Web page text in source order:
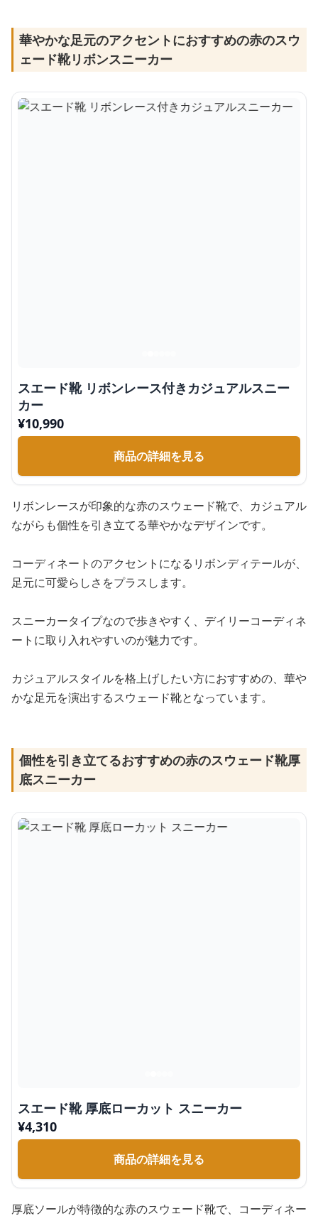
華やかな足元のアクセントにおすすめの赤のスウ
ェード靴リボンスニーカー
スエード靴 リボンレース付きカジュアルスニー
カー
¥10,990
商品の詳細を見る
リボンレースが印象的な赤のスウェード靴で、カジュアル
ながらも個性を引き立てる華やかなデザインです。
コーディネートのアクセントになるリボンディテールが、
足元に可愛らしさをプラスします。
スニーカータイプなので歩きやすく、デイリーコーディネ
ートに取り入れやすいのが魅力です。
カジュアルスタイルを格上げしたい方におすすめの、華や
かな足元を演出するスウェード靴となっています。
個性を引き立てるおすすめの赤のスウェード靴厚
底スニーカー
スエード靴 厚底ローカット スニーカー
¥4,310
商品の詳細を見る
厚底ソールが特徴的な赤のスウェード靴で、コーディネー